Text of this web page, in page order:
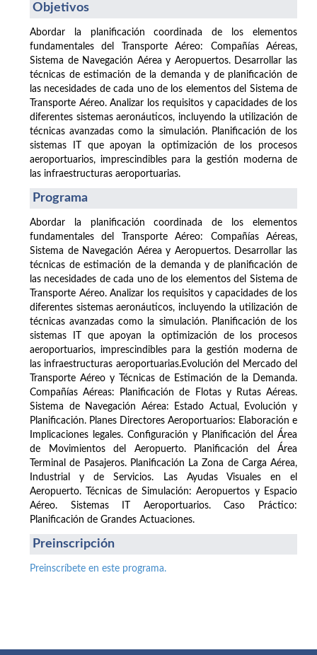
Objetivos
Abordar la planificación coordinada de los elementos
fundamentales del Transporte Aéreo: Compañías Aéreas,
Sistema de Navegación Aérea y Aeropuertos. Desarrollar las
técnicas de estimación de la demanda y de planificación de
las necesidades de cada uno de los elementos del Sistema de
Transporte Aéreo. Analizar los requisitos y capacidades de los
diferentes sistemas aeronáuticos, incluyendo la utilización de
técnicas avanzadas como la simulación. Planificación de los
sistemas IT que apoyan la optimización de los procesos
aeroportuarios, imprescindibles para la gestión moderna de
las infraestructuras aeroportuarias.
Programa
Abordar la planificación coordinada de los elementos
fundamentales del Transporte Aéreo: Compañías Aéreas,
Sistema de Navegación Aérea y Aeropuertos. Desarrollar las
técnicas de estimación de la demanda y de planificación de
las necesidades de cada uno de los elementos del Sistema de
Transporte Aéreo. Analizar los requisitos y capacidades de los
diferentes sistemas aeronáuticos, incluyendo la utilización de
técnicas avanzadas como la simulación. Planificación de los
sistemas IT que apoyan la optimización de los procesos
aeroportuarios, imprescindibles para la gestión moderna de
las infraestructuras aeroportuarias.Evolución del Mercado del
Transporte Aéreo y Técnicas de Estimación de la Demanda.
Compañías Aéreas: Planificación de Flotas y Rutas Aéreas.
Sistema de Navegación Aérea: Estado Actual, Evolución y
Planificación. Planes Directores Aeroportuarios: Elaboración e
Implicaciones legales. Configuración y Planificación del Área
de Movimientos del Aeropuerto. Planificación del Área
Terminal de Pasajeros. Planificación La Zona de Carga Aérea,
Industrial y de Servicios. Las Ayudas Visuales en el
Aeropuerto. Técnicas de Simulación: Aeropuertos y Espacio
Aéreo. Sistemas IT Aeroportuarios. Caso Práctico:
Planificación de Grandes Actuaciones.
Preinscripción
Preinscríbete en este programa.